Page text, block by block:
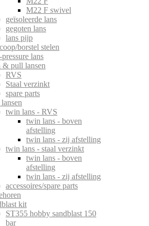
M22 F swivel
geïsoleerde lans
gegoten lans
lans pijp
borstel stelen
lans
& pull lansen
RVS
Staal verzinkt
spare parts
twin lans - RVS
twin lans - boven
afstelling
twin lans - zij afstelling
twin lans - staal verzinkt
twin lans - boven
afstelling
twin lans - zij afstelling
accessoires/spare parts
kit
ST355 hobby sandblast 150
bar